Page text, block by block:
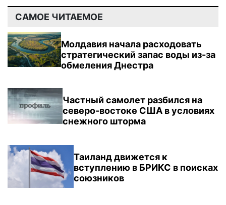
САМОЕ ЧИТАЕМОЕ
Молдавия начала расходовать
стратегический запас воды из-за
обмеления Днестра
Частный самолет разбился на
северо-востоке США в условиях
снежного шторма
Таиланд движется к
вступлению в БРИКС в поисках
союзников